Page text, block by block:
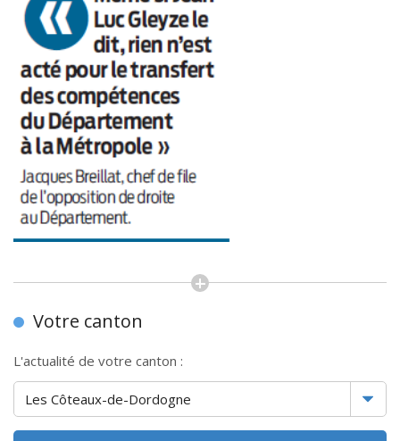
Votre canton
L'actualité de votre canton :